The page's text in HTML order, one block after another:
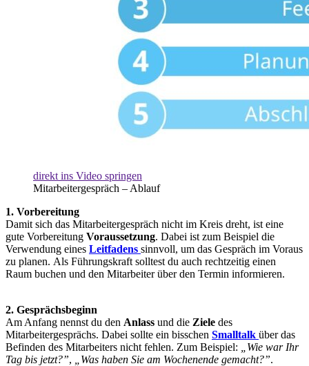
direkt ins Video springen
Mitarbeitergespräch – Ablauf
1. Vorbereitung
Damit sich das Mitarbeitergespräch nicht im Kreis dreht, ist eine
gute Vorbereitung Voraussetzung. Dabei ist zum Beispiel die
Verwendung eines Leitfadens sinnvoll, um das Gespräch im Voraus
zu planen. Als Führungskraft solltest du auch rechtzeitig einen
Raum buchen und den Mitarbeiter über den Termin informieren.
2. Gesprächsbeginn
Am Anfang nennst du den Anlass und die Ziele des
Mitarbeitergesprächs. Dabei sollte ein bisschen Smalltalk über das
Befinden des Mitarbeiters nicht fehlen. Zum Beispiel:
„Wie war Ihr
Tag bis jetzt?”, „Was haben Sie am Wochenende gemacht?”.